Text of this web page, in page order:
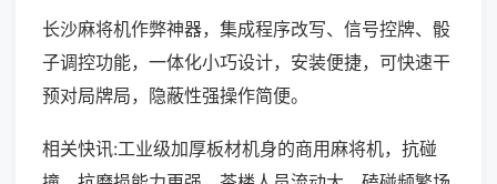
长沙麻将机作弊神器，集成程序改写、信号控牌、骰
子调控功能，一体化小巧设计，安装便捷，可快速干
预对局牌局，隐蔽性强操作简便。
相关快讯:工业级加厚板材机身的商用麻将机，抗碰